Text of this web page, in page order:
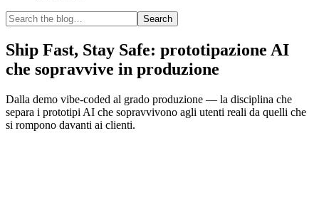
Search
Ship Fast, Stay Safe: prototipazione AI
che sopravvive in produzione
Dalla demo vibe-coded al grado produzione — la disciplina che
separa i prototipi AI che sopravvivono agli utenti reali da quelli che
si rompono davanti ai clienti.